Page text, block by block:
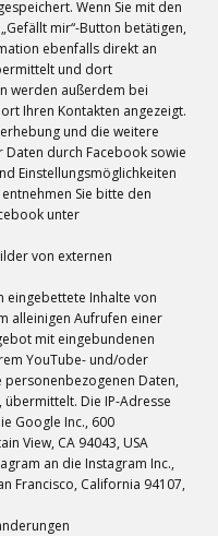
Wenn Sie mit den
mir“-Button betätigen,
ebenfalls direkt an
und dort
werden außerdem bei
Ihren Kontakten angezeigt.
und die weitere
durch Facebook sowie
Einstellungsmöglichkeiten
Sie bitte den
unter
von externen
eingebettete Inhalte von
alleinigen Aufrufen einer
mit eingebundenen
YouTube- und/oder
personenbezogenen Daten,
übermittelt. Die IP-Adresse
Google Inc., 600
View, CA 94043, USA
an die Instagram Inc.,
Francisco, California 94107,